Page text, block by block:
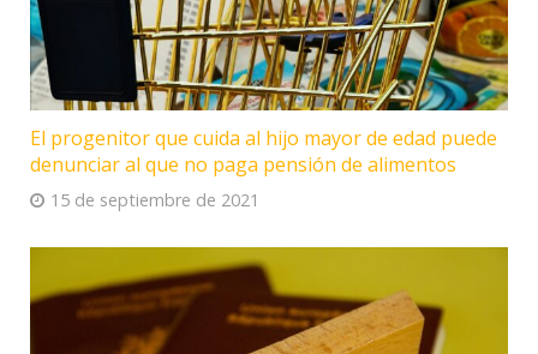
El progenitor que cuida al hijo mayor de edad puede
denunciar al que no paga pensión de alimentos
15 de septiembre de 2021